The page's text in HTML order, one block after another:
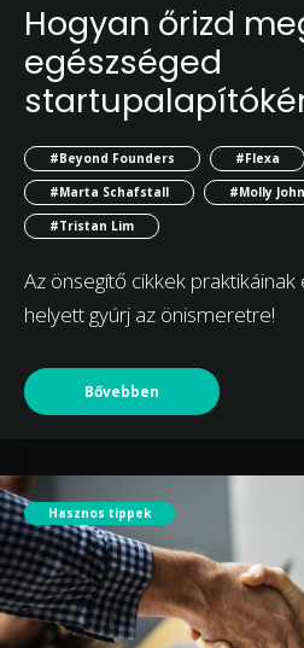
Hogyan őrizd
egészséged
#Beyond Founders #Flexa
#Marta Schafstall
#Molly
#Tristan Lim
Az önsegítő cikkek
helyett gyúrj az önismeretre!
Bővebben
Hasznos tippek